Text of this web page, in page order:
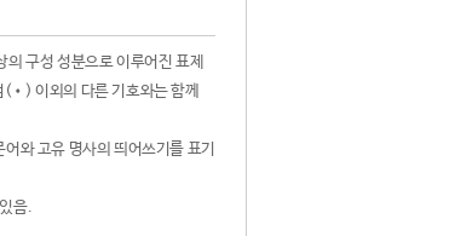
구성 성분으로 이루어진 표제
(•) 이외의 다른 기호와는 함께
와 고유 명사의 띄어쓰기를 표기
음.